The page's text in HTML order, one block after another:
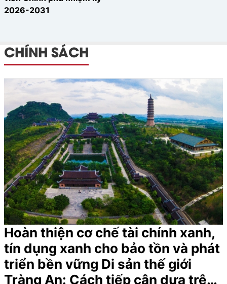
2026-2031
CHÍNH SÁCH
Hoàn thiện cơ chế tài chính xanh,
tín dụng xanh cho bảo tồn và phát
triển bền vững Di sản thế giới
Tràng An: Cách tiếp cận dựa trên